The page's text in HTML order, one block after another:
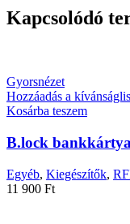
Kapcsolódó
Gyorsnézet
Hozzáadás a
Kosárba teszem
B.lock
Egyéb, Kiegészítők,
11 900 Ft